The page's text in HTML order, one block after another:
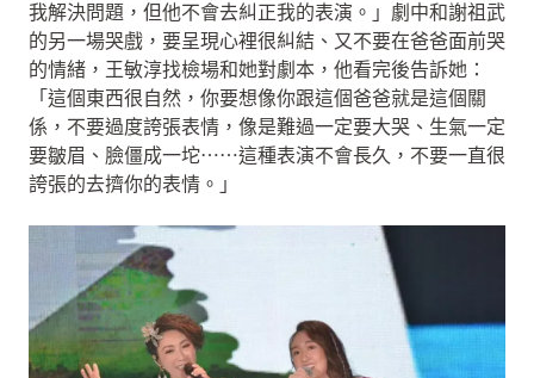
我解決問題，但他不會去糾正我的表演。」劇中和謝祖武
的另一場哭戲，要呈現心裡很糾結、又不要在爸爸面前哭
的情緒，王敏淳找檢場和她對劇本，他看完後告訴她：
「這個東西很自然，你要想像你跟這個爸爸就是這個關
係，不要過度誇張表情，像是難過一定要大哭、生氣一定
要皺眉、臉僵成一坨⋯⋯這種表演不會長久，不要一直很
誇張的去擠你的表情。」